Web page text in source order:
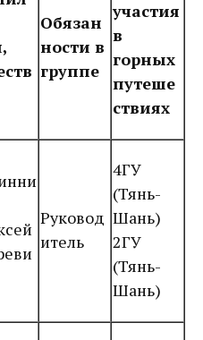
Обязан
ности в
группе
участия
в
горных
путеше
ствиях
Руковод
итель
4ГУ
(Тянь-
Шань)
2ГУ
(Тянь-
Шань)